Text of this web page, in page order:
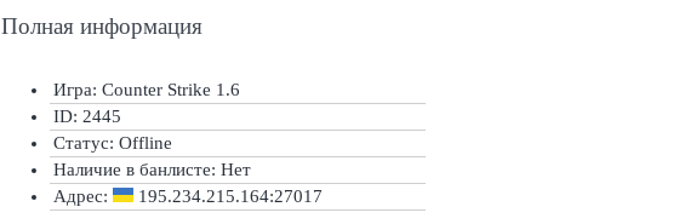
Полная информация
Игра: Counter Strike 1.6
ID: 2445
Статус: Offline
Наличие в банлисте: Нет
Адрес:
195.234.215.164:27017